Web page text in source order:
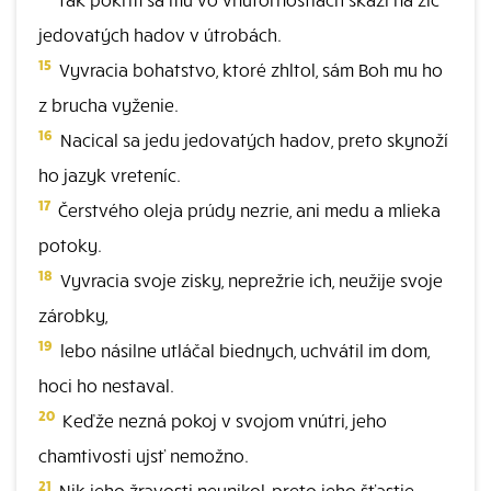
jedovatých hadov v útrobách.
15 Vyvracia bohatstvo, ktoré zhltol, sám Boh mu ho
z brucha vyženie.
16 Nacical sa jedu jedovatých hadov, preto skynoží
ho jazyk vreteníc.
17 Čerstvého oleja prúdy nezrie, ani medu a mlieka
potoky.
18 Vyvracia svoje zisky, neprežrie ich, neužije svoje
zárobky,
19 lebo násilne utláčal biednych, uchvátil im dom,
hoci ho nestaval.
20 Keďže nezná pokoj v svojom vnútri, jeho
chamtivosti ujsť nemožno.
21